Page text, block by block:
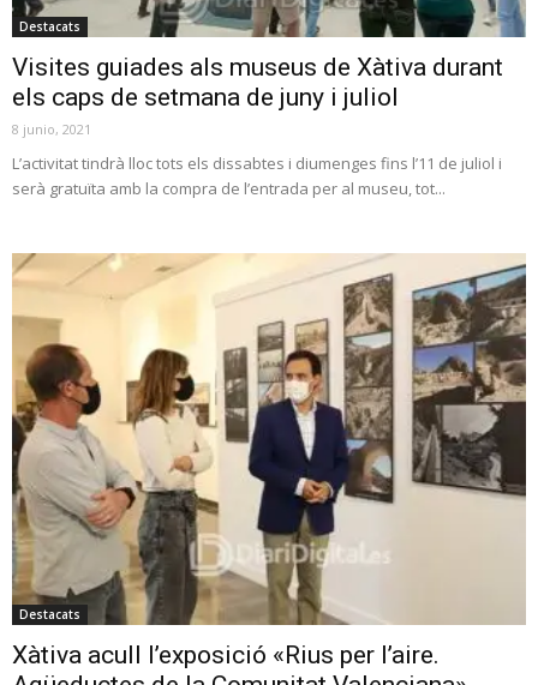
Destacats
Visites guiades als museus de Xàtiva durant
els caps de setmana de juny i juliol
8 junio, 2021
L’activitat tindrà lloc tots els dissabtes i diumenges fins l’11 de juliol i
serà gratuïta amb la compra de l’entrada per al museu, tot...
Destacats
Xàtiva acull l’exposició «Rius per l’aire.